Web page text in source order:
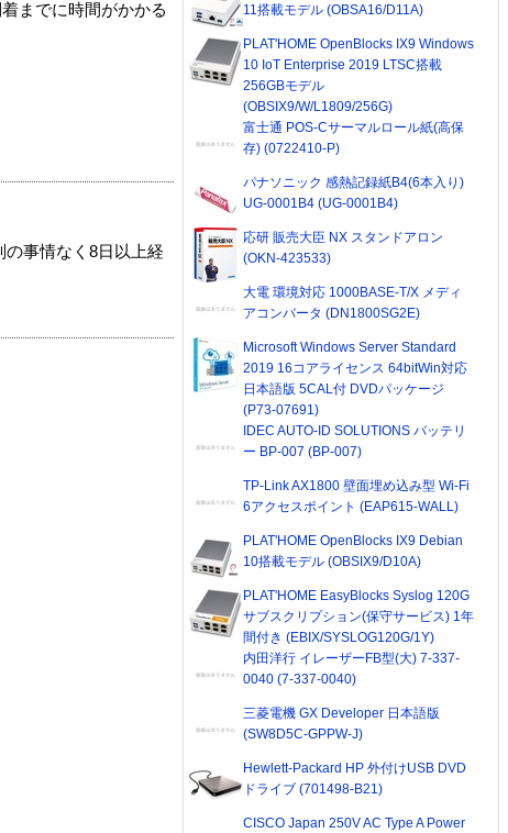
までに時間がかかる
事情なく8日以上経
11搭載モデル (OBSA16/D11A)
PLAT'HOME OpenBlocks IX9 Windows
10 IoT Enterprise 2019 LTSC搭載
256GBモデル
(OBSIX9/W/L1809/256G)
富士通 POS-Cサーマルロール紙(高保
存) (0722410-P)
パナソニック 感熱記録紙B4(6本入り)
UG-0001B4 (UG-0001B4)
応研 販売大臣 NX スタンドアロン
(OKN-423533)
大電 環境対応 1000BASE-T/X メディ
アコンバータ (DN1800SG2E)
Microsoft Windows Server Standard
2019 16コアライセンス 64bitWin対応
日本語版 5CAL付 DVDパッケージ
(P73-07691)
IDEC AUTO-ID SOLUTIONS バッテリ
ー BP-007 (BP-007)
TP-Link AX1800 壁面埋め込み型 Wi-Fi
6アクセスポイント (EAP615-WALL)
PLAT'HOME OpenBlocks IX9 Debian
10搭載モデル (OBSIX9/D10A)
PLAT'HOME EasyBlocks Syslog 120G
サブスクリプション(保守サービス) 1年
間付き (EBIX/SYSLOG120G/1Y)
内田洋行 イレーザーFB型(大) 7-337-
0040 (7-337-0040)
三菱電機 GX Developer 日本語版
(SW8D5C-GPPW-J)
Hewlett-Packard HP 外付けUSB DVD
ドライブ (701498-B21)
CISCO Japan 250V AC Type A Power